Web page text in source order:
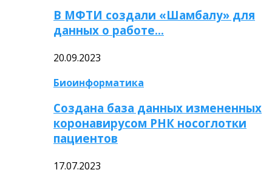
В МФТИ создали «Шамбалу» для
данных о работе…
20.09.2023
Биоинформатика
Создана база данных измененных
коронавирусом РНК носоглотки
пациентов
17.07.2023